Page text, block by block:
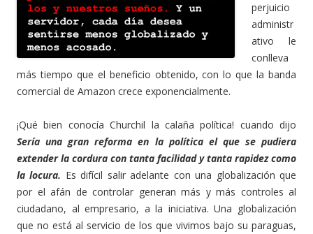
perjuicio
administr
ativo le
conlleva
más tiempo que el beneficio obtenido, con lo que la banda
comercial de Amazon crece exponencialmente.
¡Qué bien conocía Churchil la calaña política! cuando dijo
Sería una gran reforma en la política el que se pudiera
extender la cordura con tanta facilidad y tanta rapidez como
la locura. Es difícil salir adelante con una globalización que
por el afán de controlar generan más y más controles al
ciudadano, al empresario, a la iniciativa. Una globalización
que no está al servicio de los que vivimos bajo su paraguas,